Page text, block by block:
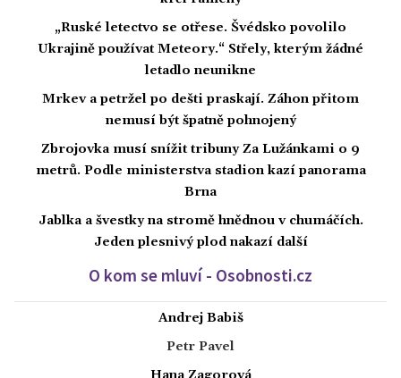
„Ruské letectvo se otřese. Švédsko povolilo
Ukrajině používat Meteory.“ Střely, kterým žádné
letadlo neunikne
Mrkev a petržel po dešti praskají. Záhon přitom
nemusí být špatně pohnojený
Zbrojovka musí snížit tribuny Za Lužánkami o 9
metrů. Podle ministerstva stadion kazí panorama
Brna
Jablka a švestky na stromě hnědnou v chumáčích.
Jeden plesnivý plod nakazí další
O kom se mluví - Osobnosti.cz
Andrej Babiš
Petr Pavel